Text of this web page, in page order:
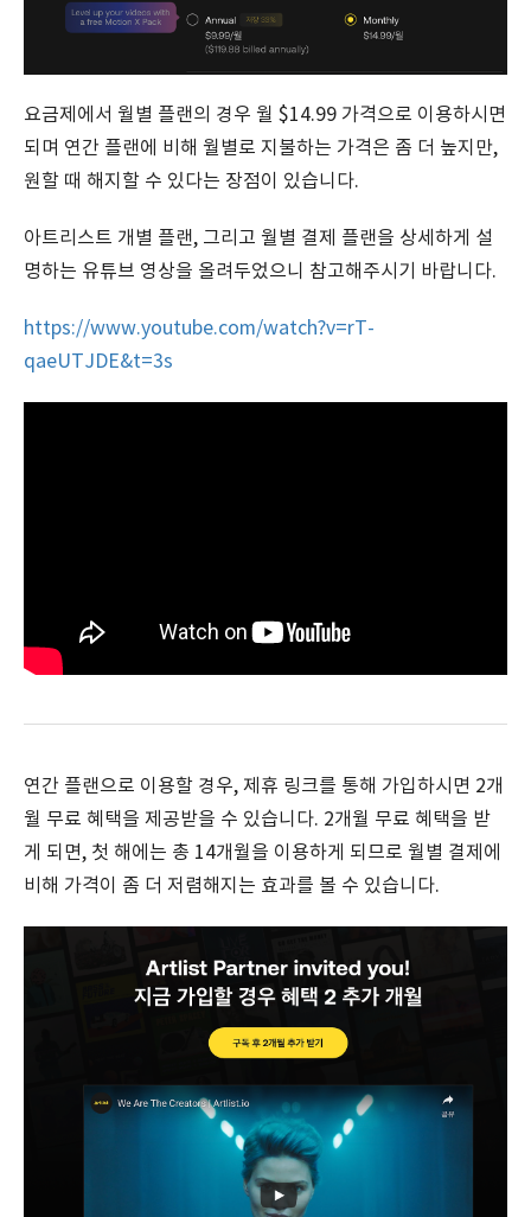
요금제에서 월별 플랜의 경우 월 $14.99 가격으로 이용하시면
되며 연간 플랜에 비해 월별로 지불하는 가격은 좀 더 높지만,
원할 때 해지할 수 있다는 장점이 있습니다.
아트리스트 개별 플랜, 그리고 월별 결제 플랜을 상세하게 설
명하는 유튜브 영상을 올려두었으니 참고해주시기 바랍니다.
https://www.youtube.com/watch?v=rT-
qaeUTJDE&t=3s
연간 플랜으로 이용할 경우, 제휴 링크를 통해 가입하시면 2개
월 무료 혜택을 제공받을 수 있습니다. 2개월 무료 혜택을 받
게 되면, 첫 해에는 총 14개월을 이용하게 되므로 월별 결제에
비해 가격이 좀 더 저렴해지는 효과를 볼 수 있습니다.